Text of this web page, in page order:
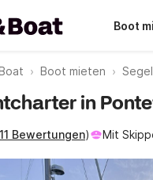
Boot
Boot mieten
in
11 Bewertungen) Mit